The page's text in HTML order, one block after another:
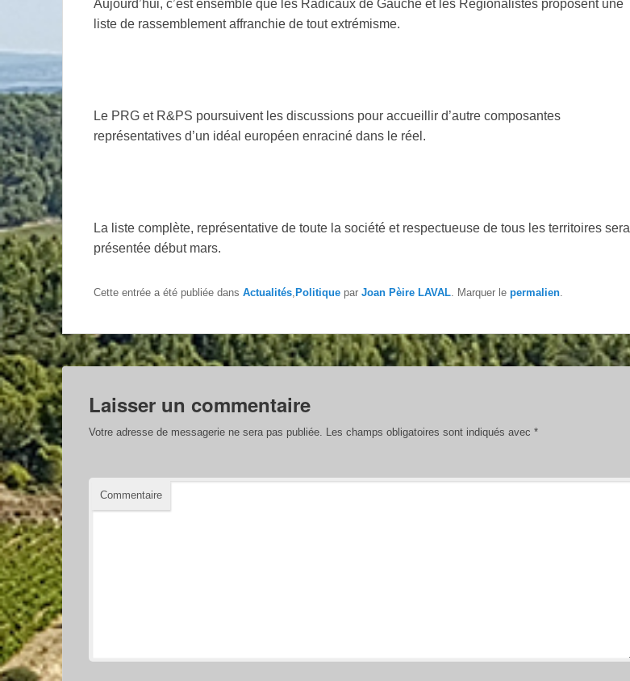
Aujourd’hui, c’est ensemble que les Radicaux de Gauche et les Régionalistes proposent une
liste de rassemblement affranchie de tout extrémisme.
Le PRG et R&PS poursuivent les discussions pour accueillir d’autre composantes
représentatives d’un idéal européen enraciné dans le réel.
La liste complète, représentative de toute la société et respectueuse de tous les territoires sera
présentée début mars.
Cette entrée a été publiée dans Actualités Politique par Joan Pèire LAVAL . Marquer le permalien
Laisser un commentaire
Votre adresse de messagerie ne sera pas publiée. Les champs obligatoires sont indiqués avec *
Commentaire